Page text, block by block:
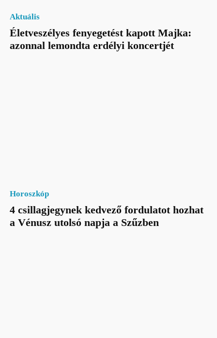
Aktuális
Életveszélyes fenyegetést kapott Majka:
azonnal lemondta erdélyi koncertjét
Horoszkóp
4 csillagjegynek kedvező fordulatot hozhat
a Vénusz utolsó napja a Szűzben